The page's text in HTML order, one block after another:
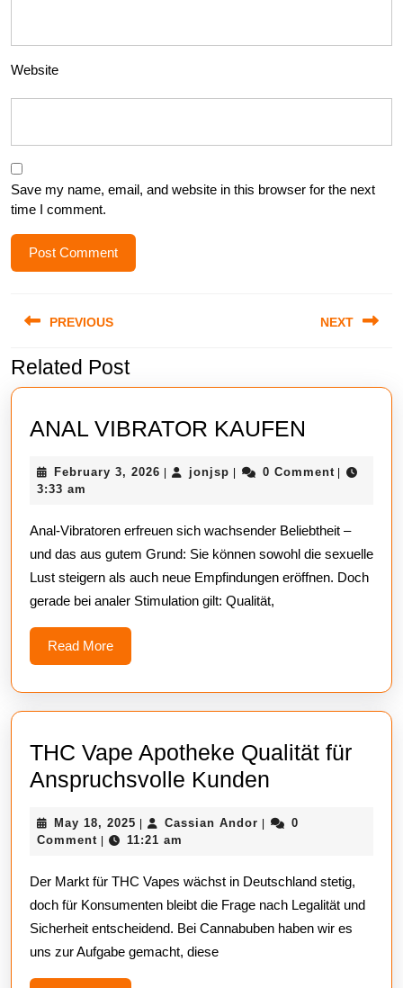
Website
Save my name, email, and website in this browser for the next
time I comment.
navigation
PREVIOUS
Previous
post:
NEXT
post:
Related Post
ANAL VIBRATOR KAUFEN
KAUFEN
February 3, 2026 February
jonjsp jonjsp0 Comment
3:33 am
Anal-Vibratoren erfreuen sich wachsender Beliebtheit –
und das aus gutem Grund: Sie können sowohl die sexuelle
Lust steigern als auch neue Empfindungen eröffnen. Doch
gerade bei analer Stimulation gilt: Qualität,
Read MoreRead
More
THC Vape Apotheke Qualität für
Anspruchsvolle Kunden
Apotheke
für
Kunden
May 18, 2025 May
18,
Cassian Andor Cassian
0
Comment
11:21 am
Der Markt für THC Vapes wächst in Deutschland stetig,
doch für Konsumenten bleibt die Frage nach Legalität und
Sicherheit entscheidend. Bei Cannabuben haben wir es
uns zur Aufgabe gemacht, diese